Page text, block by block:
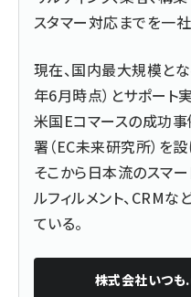
スタマー対応までを一
現在、国内最大規模と
年6月時点）とサポート
米国Eコマースの成功
署（EC未来研究所）を
そこから日本流のスマー
ルフィルメント、CRM
ている。
株式会社いつも.